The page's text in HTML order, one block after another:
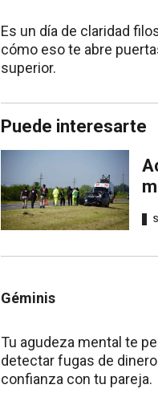
Es un día de claridad
cómo eso te abre
superior.
Puede interesarte
Géminis
Tu agudeza mental te
detectar fugas de
confianza con tu pareja.